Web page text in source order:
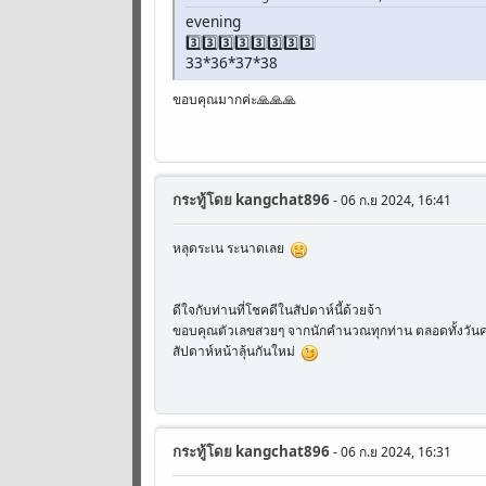
evening
3️⃣3️⃣3️⃣3️⃣3️⃣3️⃣3️⃣3️⃣
33*36*37*38
ขอบคุณมากค่ะ🙏🙏🙏
กระทู้โดย kangchat896- 06 ก.ย 2024, 16:41
หลุดระเน ระนาดเลย
ดีใจกับท่านที่โชคดีในสัปดาห์นี้ด้วยจ้า
ขอบคุณตัวเลขสวยๆ จากนักคำนวณทุกท่าน ตลอดทั้งวัน
สัปดาห์หน้าลุ้นกันใหม่
กระทู้โดย kangchat896- 06 ก.ย 2024, 16:31